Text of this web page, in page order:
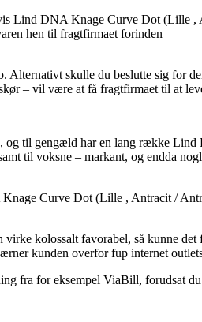
Lind DNA Knage Curve Dot (Lille ,
hen til fragtfirmaet forinden
Alternativt skulle du beslutte sig for
– vil være at få fragtfirmaet til at
og til gengæld har en lang række
til voksne – markant, og endda
Curve Dot (Lille , Antracit /
kolossalt favorabel, så kunne det
kunden overfor fup internet
fra for eksempel ViaBill, forudsat du